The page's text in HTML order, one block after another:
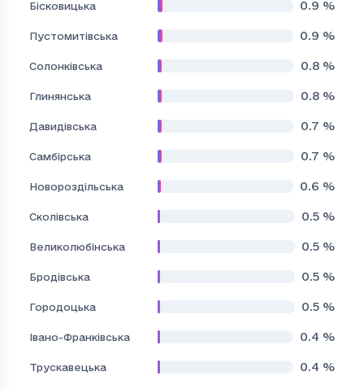
Бісковицька 0.9 %
Пустомитівська 0.9 %
Солонківська 0.8 %
Глинянська 0.8 %
Давидівська 0.7 %
Самбірська 0.7 %
Новороздільська 0.6 %
Сколівська 0.5 %
Великолюбінська 0.5 %
Бродівська 0.5 %
Городоцька 0.5 %
Івано-Франківська 0.4 %
Трускавецька 0.4 %